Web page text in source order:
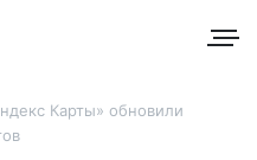
Карты» обновили